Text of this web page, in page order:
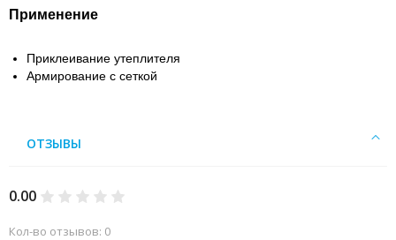
Применение
Приклеивание утеплителя
Армирование с сеткой
ОТЗЫВЫ
0.00
Кол-во отзывов: 0